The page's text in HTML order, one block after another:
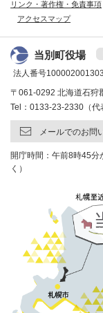
リンク・著作権・免責事項
アクセスマップ
当別町役場
法人番号
〒061-0292 北海道石狩
Tel：0133-23-2330（
メールでのお問
開庁時間：午前8時45
く）